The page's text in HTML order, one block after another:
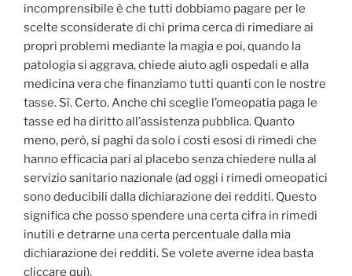
incomprensibile è che tutti dobbiamo pagare per le
scelte sconsiderate di chi prima cerca di rimediare ai
propri problemi mediante la magia e poi, quando la
patologia si aggrava, chiede aiuto agli ospedali e alla
medicina vera che finanziamo tutti quanti con le nostre
tasse. Sì. Certo. Anche chi sceglie l’omeopatia paga le
tasse ed ha diritto all’assistenza pubblica. Quanto
meno, però, si paghi da solo i costi esosi di rimedi che
hanno efficacia pari al placebo senza chiedere nulla al
servizio sanitario nazionale (ad oggi i rimedi omeopatici
sono deducibili dalla dichiarazione dei redditi. Questo
significa che posso spendere una certa cifra in rimedi
inutili e detrarne una certa percentuale dalla mia
dichiarazione dei redditi. Se volete averne idea basta
cliccare qui).